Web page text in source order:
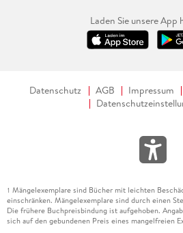
Laden Sie unsere App
Datenschutz AGB Impressum
1 Mängelexemplare sind Bücher mit leichten
einschränken. Mängelexemplare sind durch einen
Die frühere Buchpreisbindung ist aufgehoben.
sich auf den gebundenen Preis eines mangelfreien